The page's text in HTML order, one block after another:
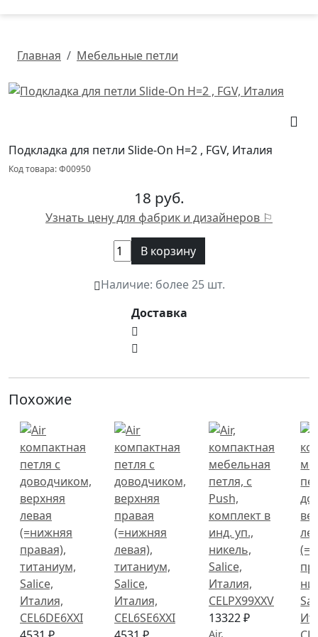
Главная Мебельные петли
Подкладка для петли Slide-On H=2 , FGV, Италия
Код товара: Ф00950
18 руб.
Узнать цену для фабрик и дизайнеров ⚐
В корзину
Наличие: более 25 шт.
Доставка
Похожие
13322 ₽
Air,